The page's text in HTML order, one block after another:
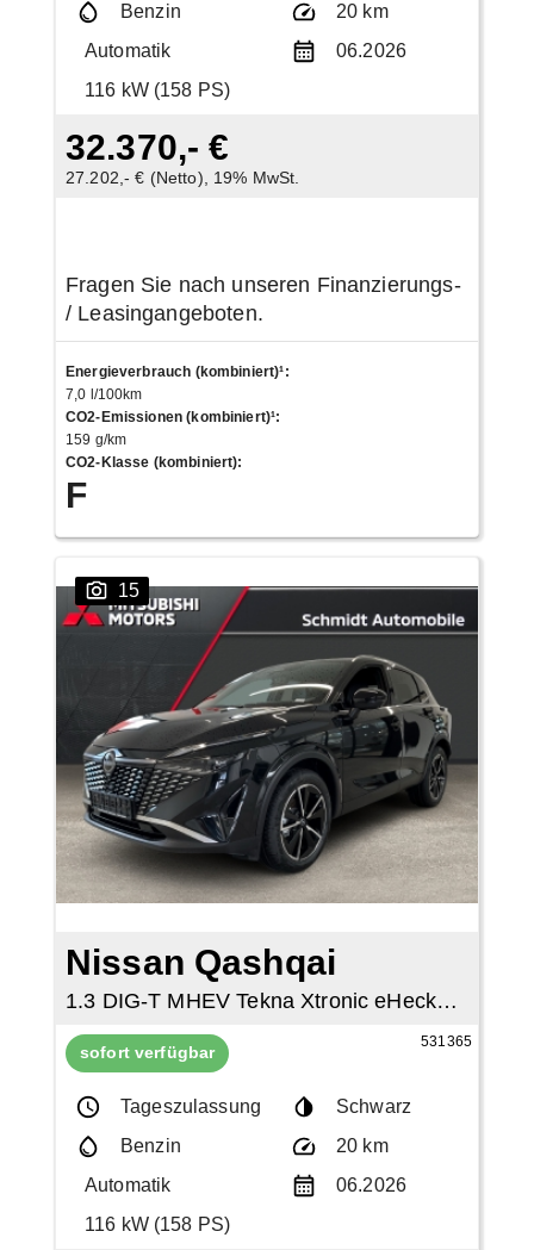
Benzin
20 km
Automatik
06.2026
116 kW (158 PS)
32.370,- €
27.202,- € (Netto), 19% MwSt.
Fragen Sie nach unseren Finanzierungs-
/ Leasingangeboten.
Energieverbrauch (kombiniert)¹:
7,0 l/100km
CO2-Emissionen (kombiniert)¹:
159 g/km
CO2-Klasse (kombiniert):
F
15
Nissan Qashqai
1.3 DIG-T MHEV Tekna Xtronic eHeckkl.Pano
sofort verfügbar
531365
Tageszulassung
Schwarz
Benzin
20 km
Automatik
06.2026
116 kW (158 PS)